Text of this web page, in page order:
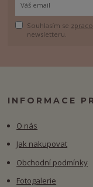
Souhlasím se
newsletteru.
INFORMACE
O nás
Jak nakupovat
Obchodní podmínky
Fotogalerie